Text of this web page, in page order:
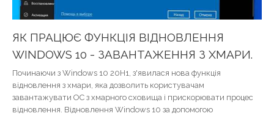
ЯК ПРАЦЮЄ ФУНКЦІЯ ВІДНОВЛЕННЯ
WINDOWS 10 - ЗАВАНТАЖЕННЯ З ХМАРИ.
Починаючи з Windows 10 20H1, з'явилася нова функція
відновлення з хмари, яка дозволить користувачам
завантажувати ОС з хмарного сховища і прискорювати процес
відновлення. Відновлення Windows 10 за допомогою